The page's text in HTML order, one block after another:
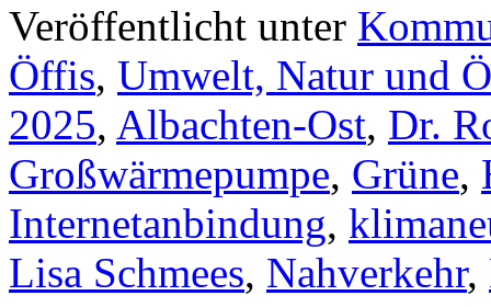
Veröffentlicht unter
Öffis, Umwelt, Natur und
2025, Albachten-Ost, Dr.
Großwärmepumpe, Grüne,
Internetanbindung,
Lisa Schmees, Nahverkehr,